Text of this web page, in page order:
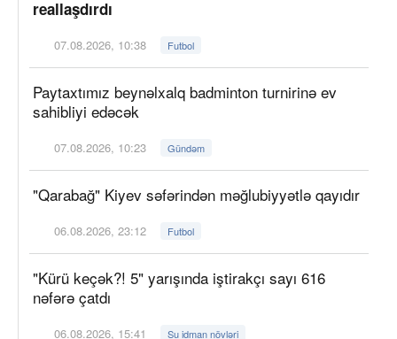
reallaşdırdı
07.08.2026, 10:38 Futbol
Paytaxtımız beynəlxalq badminton turnirinə ev
sahibliyi edəcək
07.08.2026, 10:23 Gündəm
"Qarabağ" Kiyev səfərindən məğlubiyyətlə qayıdır
06.08.2026, 23:12 Futbol
"Kürü keçək?! 5" yarışında iştirakçı sayı 616
nəfərə çatdı
06.08.2026, 15:41 Su idman növləri